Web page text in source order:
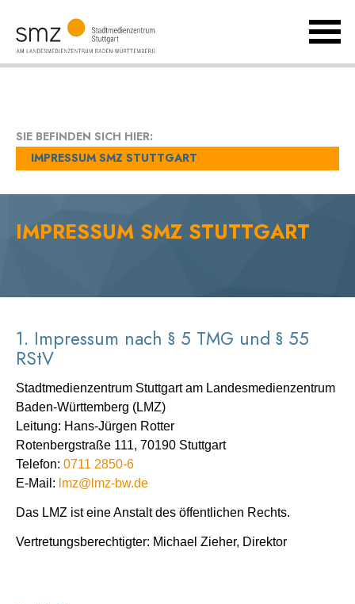
SIE BEFINDEN SICH HIER:
IMPRESSUM SMZ STUTTGART
IMPRESSUM SMZ STUTTGART
1. Impressum nach § 5 TMG und § 55
RStV
Stadtmedienzentrum Stuttgart am Landesmedienzentrum
Baden-Württemberg (LMZ)
Leitung: Hans-Jürgen Rotter
Rotenbergstraße 111, 70190 Stuttgart
Telefon: 0711 2850-6
E-Mail: lmz@lmz-bw.de
Das LMZ ist eine Anstalt des öffentlichen Rechts.
Vertretungsberechtigter: Michael Zieher, Direktor